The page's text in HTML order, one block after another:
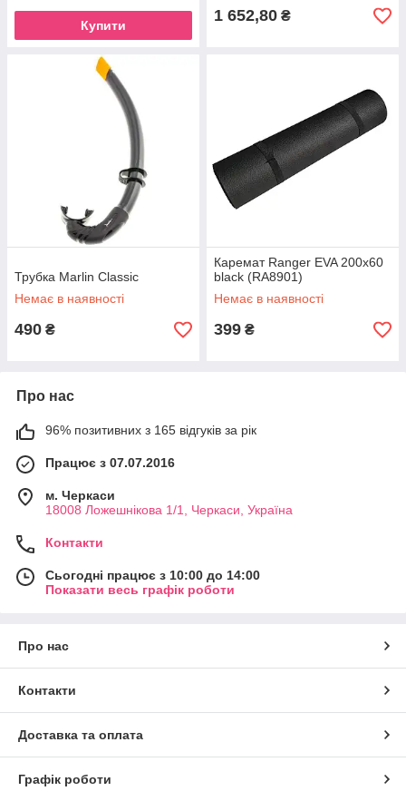
Купити
1 652,80 ₴
Трубка Marlin Classic
Немає в наявності
490 ₴
Каремат Ranger EVA 200x60
black (RA8901)
Немає в наявності
399 ₴
Про нас
96% позитивних з 165 відгуків за рік
Працює з 07.07.2016
м. Черкаси
18008 Ложешнікова 1/1, Черкаси, Україна
Контакти
Сьогодні працює з 10:00 до 14:00
Показати весь графік роботи
Про нас
Контакти
Доставка та оплата
Графік роботи